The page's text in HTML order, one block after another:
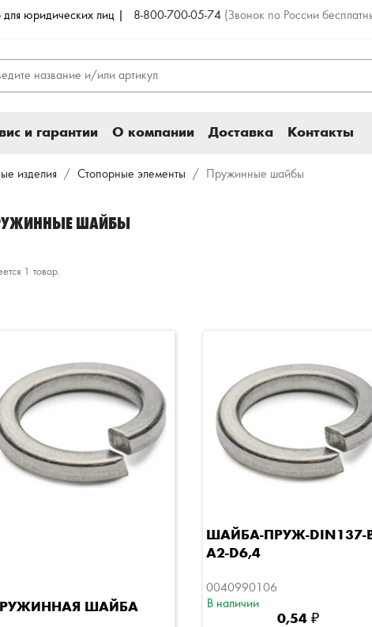
для юридических лиц | 8-800-700-05-74 (Звонок по России
и гарантии О компании Доставка Контакты
изделия Стопорные элементы Пружинные шайбы
ШАЙБЫ
1 товар.
ШАЙБА
Быстрый просмотр
ШАЙБА-ПРУЖ-DIN137-
A2-D6,4
0040990106
В наличии
0,54 ₽